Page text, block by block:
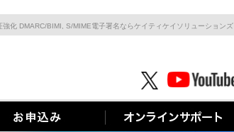
化 DMARC/BIMI, S/MIME電子署名ならケイティケイソリューションズ